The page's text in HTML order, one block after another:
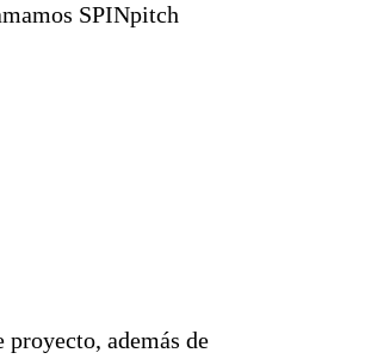
SPINpitch​
además de